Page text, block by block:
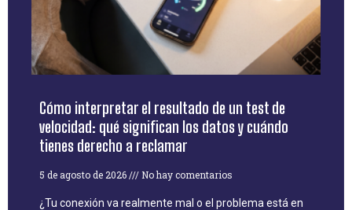
Cómo interpretar el resultado de un test de
velocidad: qué significan los datos y cuándo
tienes derecho a reclamar
5 de agosto de 2026 No hay comentarios
¿Tu conexión va realmente mal o el problema está en